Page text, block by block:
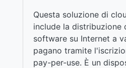
Questa soluzione di
include la distribuzione
software su Internet a
pagano tramite
pay-per-use. È un